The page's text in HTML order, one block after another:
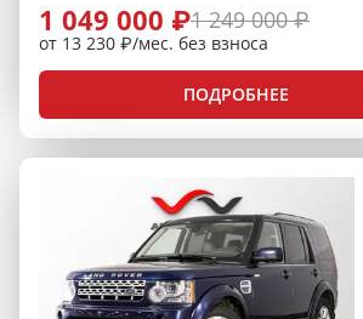
1 049 000 ₽1 249 000 ₽
от 13 230 ₽/мес. без взноса
ПОДРОБНЕЕ